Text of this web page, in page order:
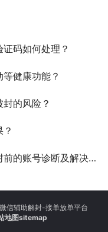
码如何处理？
健康功能？
的风险？
诊断及解决方案定制？
信辅助解封-接单放单平台
地图sitemap